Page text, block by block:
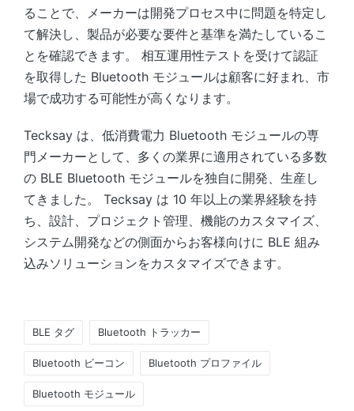
ることで、メーカーは開発プロセス中に問題を特定し
て解決し、製品が必要な要件と基準を満たしているこ
とを確認できます。 相互運用性テストを受けて認証
を取得した Bluetooth モジュールは顧客に好まれ、市
場で成功する可能性が高くなります。
Tecksay は、低消費電力 Bluetooth モジュールの専
門メーカーとして、多くの業界に適用されている多数
の BLE Bluetooth モジュールを独自に開発、生産し
てきました。 Tecksay は 10 年以上の業界経験を持
ち、設計、プロジェクト管理、機能のカスタマイズ、
システム開発などの側面からお客様向けに BLE 組み
込みソリューションをカスタマイズできます。
BLE タグ Bluetooth トラッカー
Bluetooth ビーコン Bluetooth プロファイル
Bluetooth モジュール